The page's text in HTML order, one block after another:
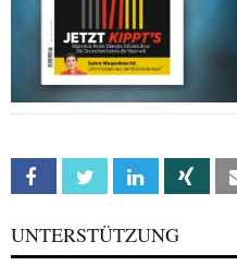
Facebook Twitter Linkedin Xing
UNTERSTÜTZUNG